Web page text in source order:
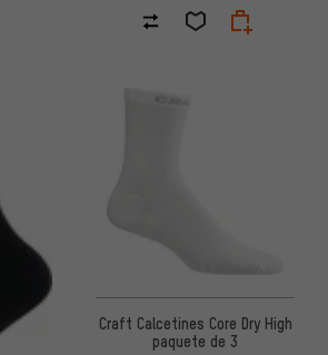
Craft Calcetines Core Dry High
paquete de 3